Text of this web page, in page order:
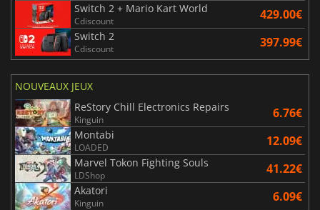
Switch 2 + Mario Kart World
Cdiscount 429.00€
Switch 2
Cdiscount 397.99€
NOUVEAUX JEUX
ReStory Chill Electronics Repairs
Kinguin 6.76€
Montabi
LOADED 12.09€
Marvel Tokon Fighting Souls
LDShop 41.22€
Akatori
Kinguin 6.09€